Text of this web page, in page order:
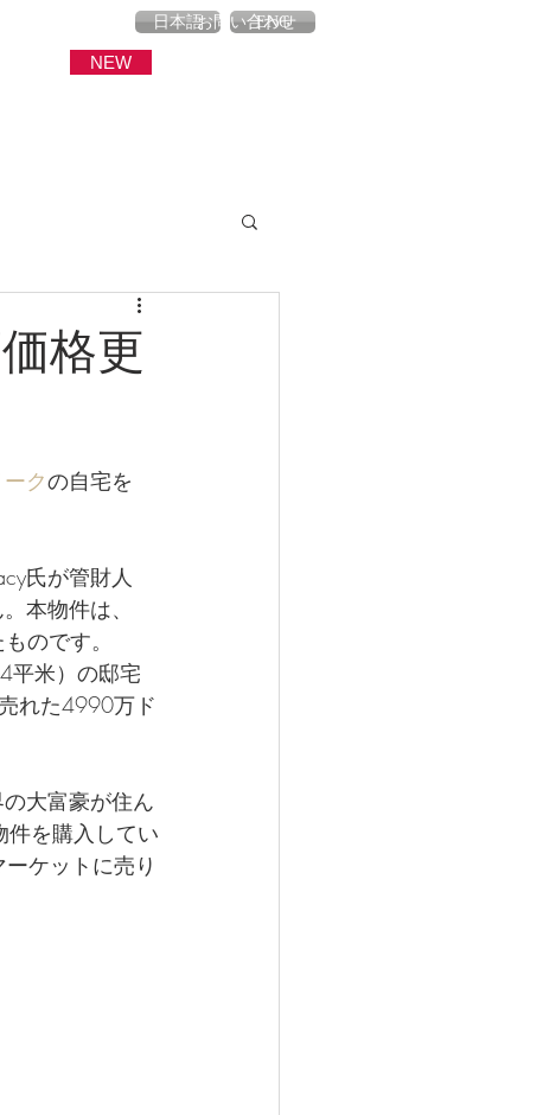
日本語 ENG
お問い合わせ
NEW
格更
クの自宅を
氏が管財人
本物件は、
のです。
平米）の邸宅
れた4990万ド
大富豪が住ん
件を購入してい
ケットに売り